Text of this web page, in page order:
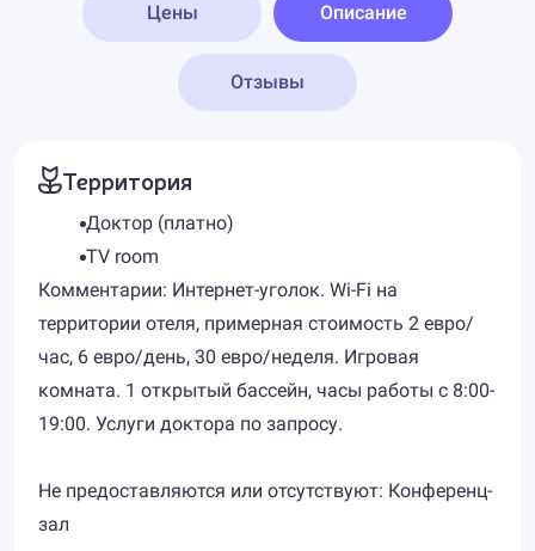
Цены Описание
Отзывы
Территория
Доктор (платно)
TV room
Комментарии: Интернет-уголок. Wi-Fi на
территории отеля, примерная стоимость 2 евро/
час, 6 евро/день, 30 евро/неделя. Игровая
комната. 1 открытый бассейн, часы работы с 8:00-
19:00. Услуги доктора по запросу.
Не предоставляются или отсутствуют: Конференц-
зал